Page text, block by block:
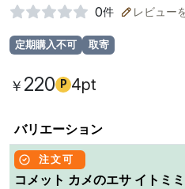
0件 レビュー
定期購入不可 取寄
￥ 220 P 4pt
バリエーション
注文可
コメット カメのエサ イトミ